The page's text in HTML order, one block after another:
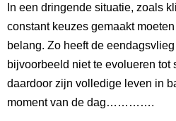
In een dringende situatie, zoals
constant keuzes gemaakt
belang. Zo heeft de
bijvoorbeeld niet te evolueren tot
daardoor zijn volledige leven in
moment van de dag………….